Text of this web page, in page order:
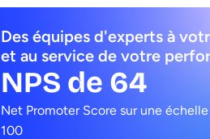
Des équipes d'experts à
et au service de votre
NPS de 64
Net Promoter Score sur une
100